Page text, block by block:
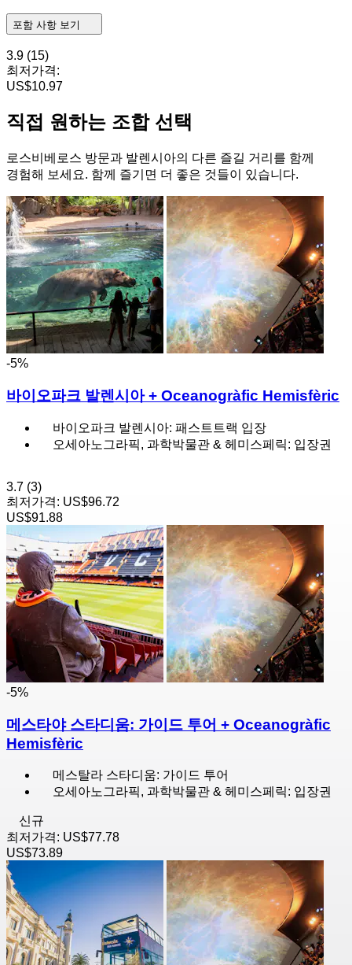
포함 사항 보기
3.9 (15)
최저가격:
US$10.97
직접 원하는 조합 선택
로스비베로스 방문과 발렌시아의 다른 즐길 거리를 함께
경험해 보세요. 함께 즐기면 더 좋은 것들이 있습니다.
-5%
바이오파크 발렌시아 + Oceanogràfic Hemisfèric
바이오파크 발렌시아: 패스트트랙 입장
오세아노그라픽, 과학박물관 & 헤미스페릭: 입장권
3.7 (3)
최저가격: US$96.72
US$91.88
-5%
메스타야 스타디움: 가이드 투어 + Oceanogràfic
Hemisfèric
메스탈라 스타디움: 가이드 투어
오세아노그라픽, 과학박물관 & 헤미스페릭: 입장권
신규
최저가격: US$77.78
US$73.89